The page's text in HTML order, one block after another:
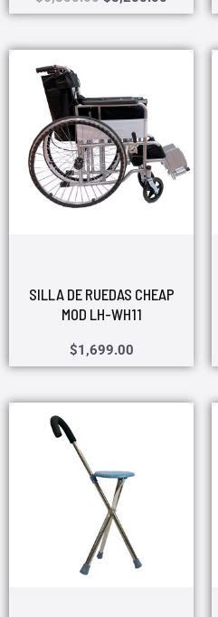
SILLA DE RUEDAS CHEAP
MOD LH-WH11
$1,699.00